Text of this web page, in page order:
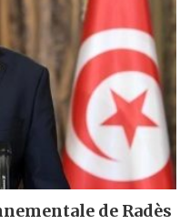
de Radès